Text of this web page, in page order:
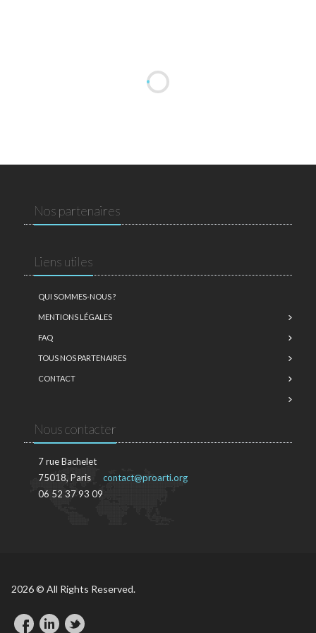
Nos partenaires
Liens utiles
QUI SOMMES-NOUS ?
MENTIONS LÉGALES
FAQ
TOUS NOS PARTENAIRES
CONTACT
Nous contacter
7 rue Bachelet
75018, Paris
06 52 37 93 09
contact@proarti.org
2026 © All Rights Reserved.